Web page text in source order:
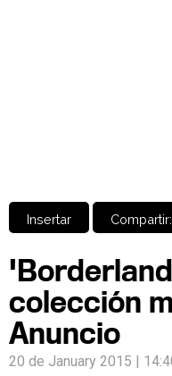
Insertar Compartir:
colección
Anuncio
20 de January 2015 |